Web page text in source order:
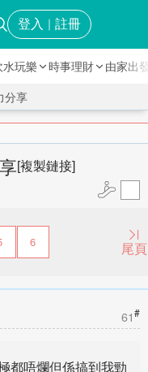
登入 ｜ 註冊
水玩樂 時事理財 由家出
分享
[複製鏈接]
6 尾頁
61#
都唔爛但係搞到我勁